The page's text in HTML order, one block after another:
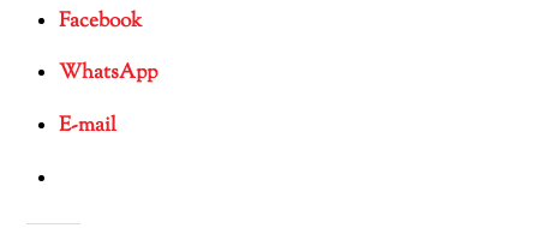
Facebook
WhatsApp
E-mail